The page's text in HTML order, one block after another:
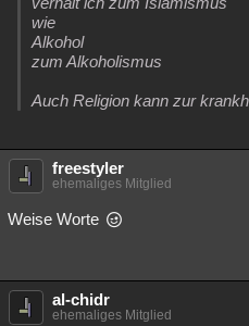
wie
Alkohol
zum Alkoholismus
Auch Religion kann zur
freestyler
ehemaliges Mitglied
Weise Worte
al-chidr
ehemaliges Mitglied